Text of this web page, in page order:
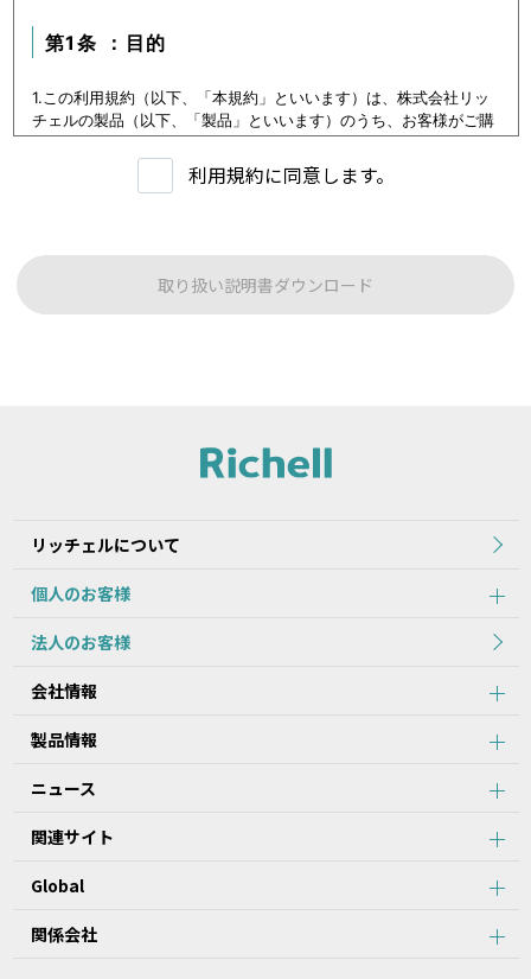
第1条 ：目的
1.この利用規約（以下、「本規約」といいます）は、株式会社リッ
チェルの製品（以下、「製品」といいます）のうち、お客様がご購
入いただいた製品または購入を検討中の製品（以下、「当該製品」
といいます。）に関するデータ（以下、「本データ等」といいま
す）の提供サービス（以下「本サービス」といいます）における利
に従い本サービスを利用いただくものとし、本規約に同意いただけ
ない場合には本サービスをご利用いただけないものとします。
本サイトに公開されている本データ等は、原則として製品が発売さ
れた当初のものを掲載しています。
製品本体に同梱されている本データ等の内容と異なる場合がありま
す。
1.本データ等について、当該製品を購入されたお客様以外からのお
問い合わせにはお応えできない場合がありますことをご了承くださ
2.本サービスでは、すべての製品の本データ等を提供しているわけ
当該製品につき本データ等をご提供できない場合がありますので、
3.取扱説明書に記載の安全上のご注意は、本データ等が制作された
4.製品には、取扱説明書を補足するために、取扱説明書以外の印刷
を提供していません。
利用規約に同意します。
取り扱い説明書ダウンロード
リッチェルについて
個人のお客様
法人のお客様
会社情報
製品情報
ニュース
関連サイト
Global
関係会社